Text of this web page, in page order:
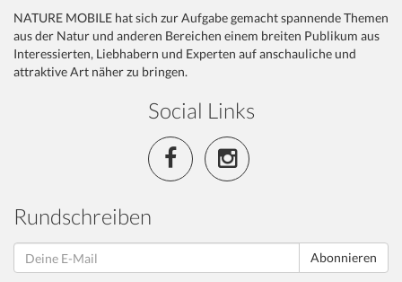
NATURE MOBILE hat sich zur Aufgabe gemacht spannende Themen
aus der Natur und anderen Bereichen einem breiten Publikum aus
Interessierten, Liebhabern und Experten auf anschauliche und
attraktive Art näher zu bringen.
Social Links
Rundschreiben
Abonnieren